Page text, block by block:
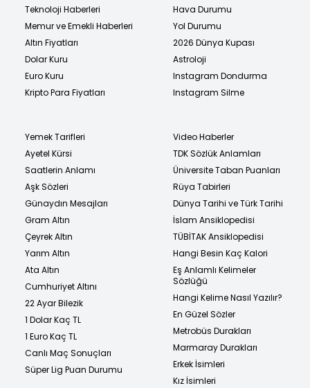
Teknoloji Haberleri
Memur ve Emekli Haberleri
Altın Fiyatları
Dolar Kuru
Euro Kuru
Kripto Para Fiyatları
Hava Durumu
Yol Durumu
2026 Dünya Kupası
Astroloji
Instagram Dondurma
Instagram Silme
Yemek Tarifleri
Ayetel Kürsi
Saatlerin Anlamı
Aşk Sözleri
Günaydın Mesajları
Gram Altın
Çeyrek Altın
Yarım Altın
Ata Altın
Cumhuriyet Altını
22 Ayar Bilezik
1 Dolar Kaç TL
1 Euro Kaç TL
Canlı Maç Sonuçları
Süper Lig Puan Durumu
Video Haberler
TDK Sözlük Anlamları
Üniversite Taban Puanları
Rüya Tabirleri
Dünya Tarihi ve Türk Tarihi
İslam Ansiklopedisi
TÜBİTAK Ansiklopedisi
Hangi Besin Kaç Kalori
Eş Anlamlı Kelimeler
Sözlüğü
Hangi Kelime Nasıl Yazılır?
En Güzel Sözler
Metrobüs Durakları
Marmaray Durakları
Erkek İsimleri
Kız İsimleri